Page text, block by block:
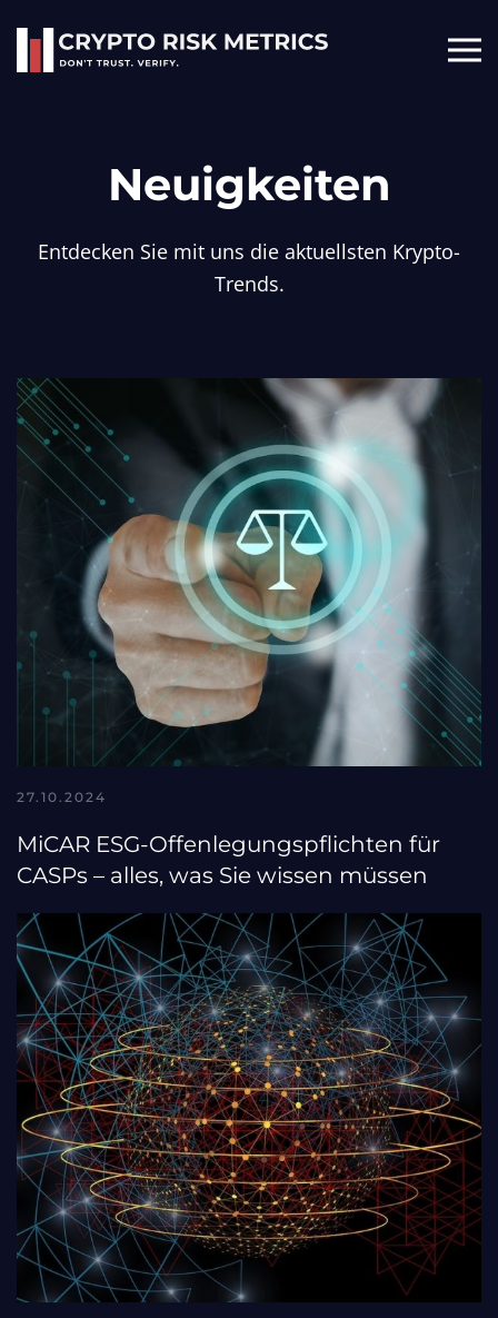
Skip to main content
Neuigkeiten
Entdecken Sie mit uns die aktuellsten Krypto-
Trends.
27.10.2024
MiCAR ESG-Offenlegungspflichten für
CASPs – alles, was Sie wissen müssen